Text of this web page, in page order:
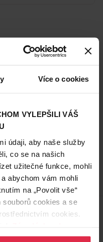
Více o cookies
VYLEPŠILI VÁŠ
údaji, aby naše služby
co se na našich
užitečné funkce, mohli
abychom vám mohli
na „Povolit vše“
cookies a se
cookies.
45 z 45